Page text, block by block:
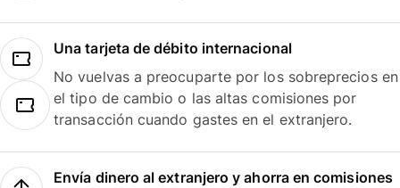
Una tarjeta de débito internacional
No vuelvas a preocuparte por los sobreprecios en
el tipo de cambio o las altas comisiones por
transacción cuando gastes en el extranjero.
Envía dinero al extranjero y ahorra en comisiones